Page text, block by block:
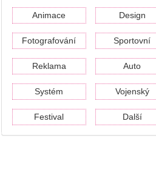
Animace Design
Fotografování Sportovní
Reklama Auto
Systém Vojenský
Festival Další